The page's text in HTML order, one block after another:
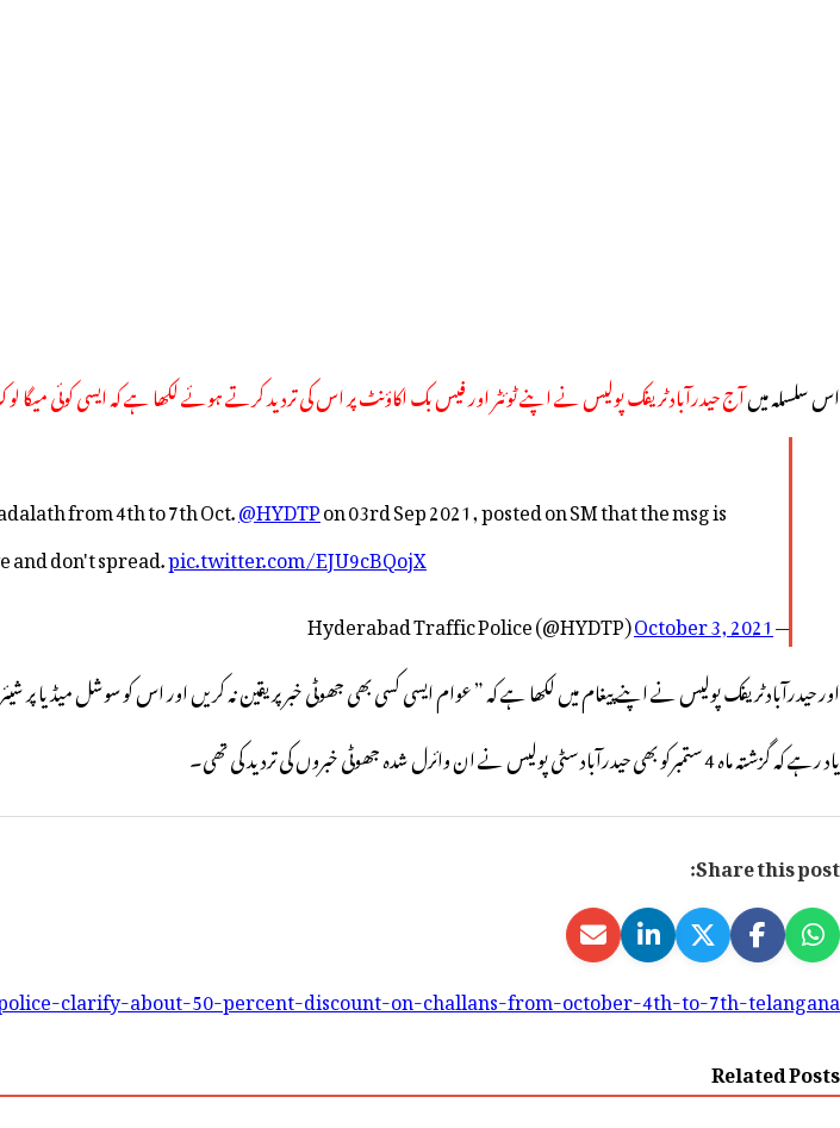
اس سلسلہ میںآج حیدرآباد ٹریفک پولیس نے اپنے ٹوئٹر اور فیس بک اکاؤنٹ پر اس کی تردید کرتے ہوئے لکھا ہے کہ ایسی کوئی
from 4th to 7th Oct.@HYDTPon 03rd Sep 2021, posted on SM that the msg is
and don't spread.pic.twitter.com/EJU9cBQojX
— Hyderabad Traffic Police (@HYDTP)
October 3, 2021
اور حیدرآباد ٹریفک پولیس نے اپنے پیغام میں لکھا ہے کہ ” عوام ایسی کسی بھی جھوٹی خبر پر یقین نہ کریں اور اس کو سوشل میڈیا پر
یاد رہے کہ گزشتہ ماہ 4 ستمبرکو بھی حیدرآباد سٹی پولیس نے ان وائرل شدہ جھوٹی خبروں کی تردید کی تھی۔
Share this post:
clarify-about-50-percent-discount-on-challans-from-october-4th-to-7th-telangana-
Related Posts